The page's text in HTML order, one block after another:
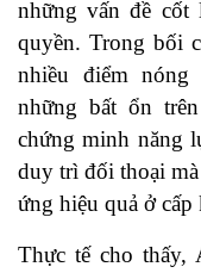
những vấn đề cốt
quyền. Trong bối
nhiều điểm
những bất ổn
chứng minh năng
duy trì đối thoại
ứng hiệu quả ở cấp
Thực tế cho thấy,